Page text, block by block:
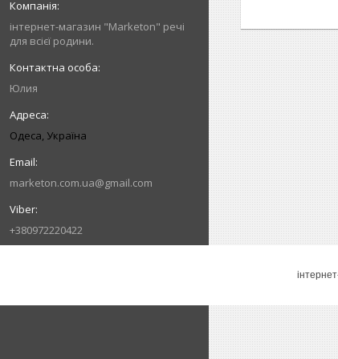
інтернет-магазин "Marketon" речі
для всієї родини.
Юлия
Одеса, Україна
marketon.com.ua@gmail.com
+380972220422